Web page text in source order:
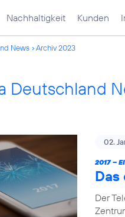
Nachhaltigkeit Kunden
News Archiv 2023
Deutschland
02.
2017 –
Der